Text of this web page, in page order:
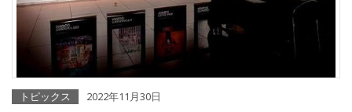
トピックス 2022年11月30日